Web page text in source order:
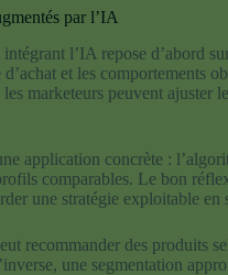
par l’IA
l’IA repose d’abord
et les comportements
marketeurs peuvent ajuster
application concrète :
comparables. Le bon
une stratégie exploitable
recommander des produits
une segmentation